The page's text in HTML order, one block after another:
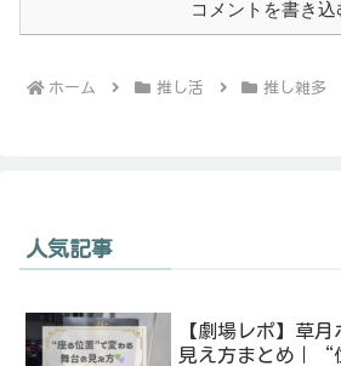
コメントを書き込
ホーム 推し活 推し雑多
人気記事
【劇場レポ】草
見え方まとめ｜“